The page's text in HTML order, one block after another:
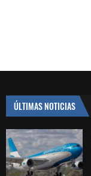
ÚLTIMAS NOTICIAS